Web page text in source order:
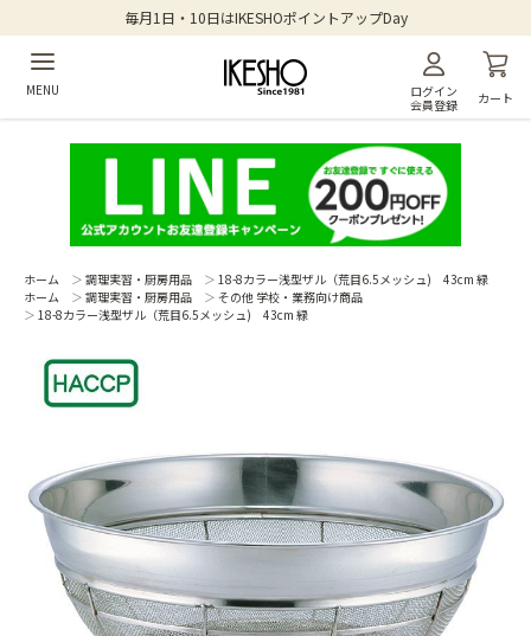
毎月1日・10日はIKESHOポイントアップDay
MENU
ログイン
会員登録
カート
ホーム ＞ 調理実習・厨房用品 ＞ 18-8カラー浅型ザル（荒目6.5メッシュ) 43cm 緑
ホーム
＞ 調理実習・厨房用品 ＞ その他 学校・業務向け商品
＞ 18-8カラー浅型ザル（荒目6.5メッシュ) 43cm 緑